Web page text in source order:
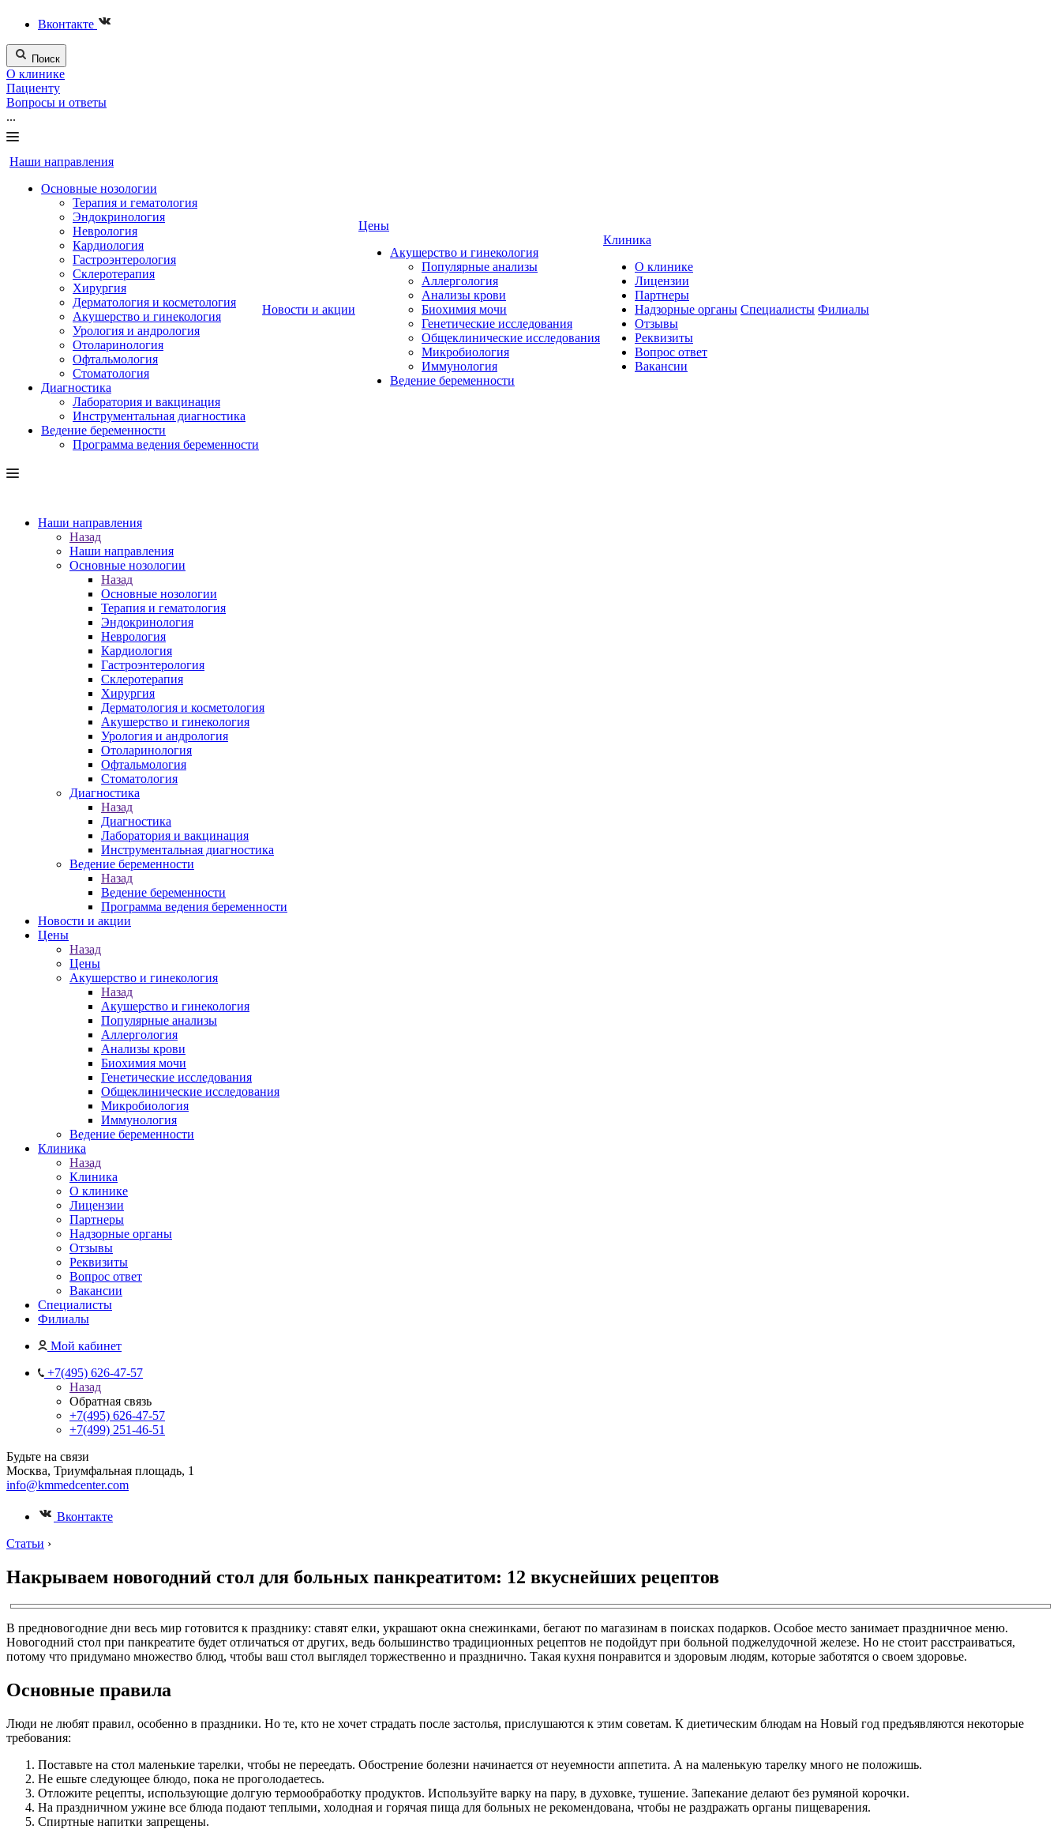
Вконтакте
Поиск
О клинике
Пациенту
Вопросы и ответы
...
Наши направления
Основные нозологии
Терапия и гематология
Эндокринология
Неврология
Кардиология
Гастроэнтерология
Склеротерапия
Хирургия
Дерматология и косметология
Акушерство и гинекология
Урология и андрология
Отоларинология
Офтальмология
Стоматология
Диагностика
Лаборатория и вакцинация
Инструментальная диагностика
Ведение беременности
Программа ведения беременности
Новости и акции
Цены
Акушерство и гинекология
Популярные анализы
Аллергология
Анализы крови
Биохимия мочи
Генетические исследования
Общеклинические исследования
Микробиология
Иммунология
Ведение беременности
Клиника
О клинике
Лицензии
Партнеры
Надзорные органы
Отзывы
Реквизиты
Вопрос ответ
Вакансии
Специалисты Филиалы
Наши направления
Назад
Наши направления
Основные нозологии
Назад
Основные нозологии
Терапия и гематология
Эндокринология
Неврология
Кардиология
Гастроэнтерология
Склеротерапия
Хирургия
Дерматология и косметология
Акушерство и гинекология
Урология и андрология
Отоларинология
Офтальмология
Стоматология
Диагностика
Назад
Диагностика
Лаборатория и вакцинация
Инструментальная диагностика
Ведение беременности
Назад
Ведение беременности
Программа ведения беременности
Новости и акции
Цены
Назад
Цены
Акушерство и гинекология
Назад
Акушерство и гинекология
Популярные анализы
Аллергология
Анализы крови
Биохимия мочи
Генетические исследования
Общеклинические исследования
Микробиология
Иммунология
Ведение беременности
Клиника
Назад
Клиника
О клинике
Лицензии
Партнеры
Надзорные органы
Отзывы
Реквизиты
Вопрос ответ
Вакансии
Специалисты
Филиалы
Мой кабинет
+7(495) 626-47-57
Назад
Обратная связь
+7(495) 626-47-57
+7(499) 251-46-51
Будьте на связи
Москва, Триумфальная площадь, 1
info@kmmedcenter.com
Вконтакте
Статьи ›
Накрываем новогодний стол для больных панкреатитом: 12 вкуснейших рецептов
В предновогодние дни весь мир готовится к празднику: ставят елки, украшают окна снежинками, бегают по магазинам в поисках подарков. Особое место занимает праздничное меню.
Новогодний стол при панкреатите будет отличаться от других, ведь большинство традиционных рецептов не подойдут при больной поджелудочной железе. Но не стоит расстраиваться,
потому что придумано множество блюд, чтобы ваш стол выглядел торжественно и празднично. Такая кухня понравится и здоровым людям, которые заботятся о своем здоровье.
Основные правила
Люди не любят правил, особенно в праздники. Но те, кто не хочет страдать после застолья, прислушаются к этим советам. К диетическим блюдам на Новый год предъявляются некоторые
требования:
Поставьте на стол маленькие тарелки, чтобы не переедать. Обострение болезни начинается от неуемности аппетита. А на маленькую тарелку много не положишь.
Не ешьте следующее блюдо, пока не проголодаетесь.
Отложите рецепты, использующие долгую термообработку продуктов. Используйте варку на пару, в духовке, тушение. Запекание делают без румяной корочки.
На праздничном ужине все блюда подают теплыми, холодная и горячая пища для больных не рекомендована, чтобы не раздражать органы пищеварения.
Спиртные напитки запрещены.